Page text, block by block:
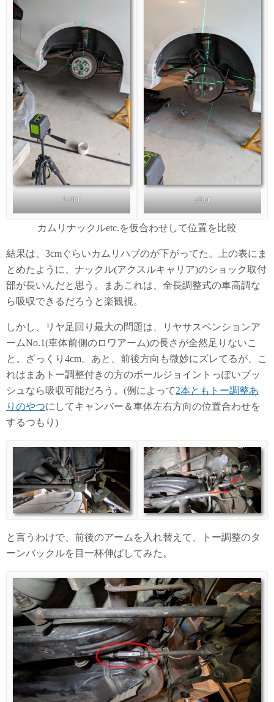
befor after
カムリナックルetc.を仮合わせして位置を比較
結果は、3cmぐらいカムリハブのが下がってた。上の表にま
とめたように、ナックル(アクスルキャリア)のショック取付
部が長いんだと思う。まあこれは、全長調整式の車高調な
ら吸収できるだろうと楽観視。
しかし、リヤ足回り最大の問題は、リヤサスペンションア
ームNo.1(車体前側のロワアーム)の長さが全然足りないこ
と。ざっくり4cm。あと、前後方向も微妙にズレてるが、こ
れはまあトー調整付きの方のボールジョイントっぽいブッ
シュなら吸収可能だろう。(例によって2本ともトー調整あ
りのやつにしてキャンバー＆車体左右方向の位置合わせを
するつもり)
と言うわけで、前後のアームを入れ替えて、トー調整のタ
ーンバックルを目一杯伸ばしてみた。